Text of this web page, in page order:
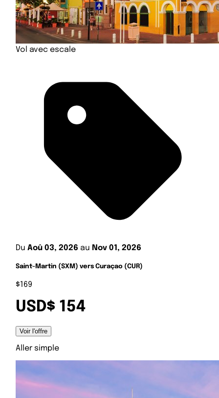
Vol avec escale
Du Aoû 03, 2026 au Nov 01, 2026
Saint-Martin (SXM) vers Curaçao (CUR)
$169
USD$ 154
Voir l'offre
Aller simple